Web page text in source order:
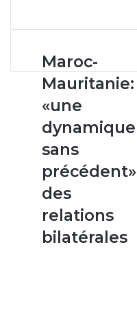
email
Maroc-
Mauritanie:
«une
dynamique
sans
précédent»
relations
bilatérales
Maroc-
Mauritanie:
«une
dynamique
sans
précédent»
des
relations
bilatérales